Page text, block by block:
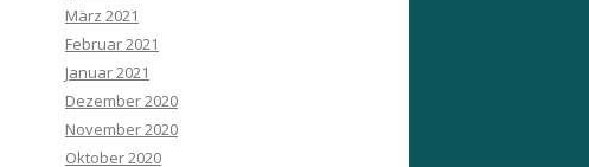
März 2021
Februar 2021
Januar 2021
Dezember 2020
November 2020
Oktober 2020